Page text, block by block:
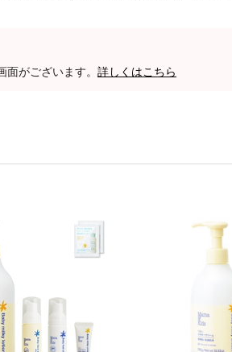
がございます。 詳しくはこちら